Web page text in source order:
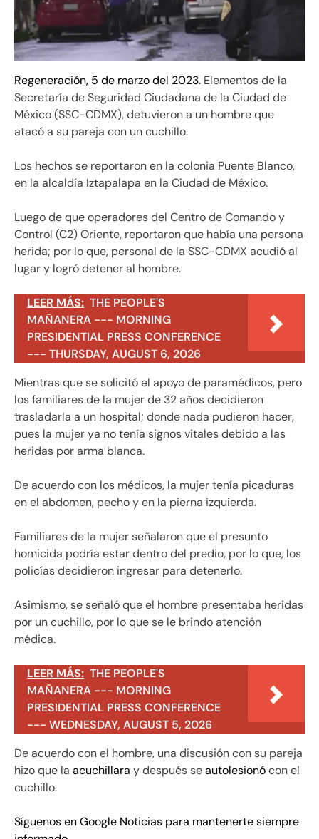
Regeneración, 5 de marzo del 2023. Elementos de la
Secretaría de Seguridad Ciudadana de la Ciudad de
México (SSC-CDMX), detuvieron a un hombre que
atacó a su pareja con un cuchillo.
Los hechos se reportaron en la colonia Puente Blanco,
en la alcaldía Iztapalapa en la Ciudad de México.
Luego de que operadores del Centro de Comando y
Control (C2) Oriente, reportaron que había una persona
herida; por lo que, personal de la SSC-CDMX acudió al
lugar y logró detener al hombre.
LEER MÁS: THE PEOPLE'S
MAÑANERA --- MORNING
PRESIDENTIAL PRESS CONFERENCE
--- THURSDAY, AUGUST 6, 2026
Mientras que se solicitó el apoyo de paramédicos, pero
los familiares de la mujer de 32 años decidieron
trasladarla a un hospital; donde nada pudieron hacer,
pues la mujer ya no tenía signos vitales debido a las
heridas por arma blanca.
De acuerdo con los médicos, la mujer tenía picaduras
en el abdomen, pecho y en la pierna izquierda.
Familiares de la mujer señalaron que el presunto
homicida podría estar dentro del predio, por lo que, los
policías decidieron ingresar para detenerlo.
Asimismo, se señaló que el hombre presentaba heridas
por un cuchillo, por lo que se le brindo atención
médica.
LEER MÁS: THE PEOPLE'S
MAÑANERA --- MORNING
PRESIDENTIAL PRESS CONFERENCE
--- WEDNESDAY, AUGUST 5, 2026
De acuerdo con el hombre, una discusión con su pareja
hizo que la acuchillara y después seautolesionócon el
cuchillo.
Síguenos en Google Noticias para mantenerte siempre